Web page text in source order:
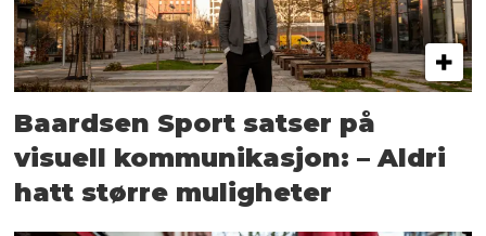
Baardsen Sport satser på
visuell kommunikasjon: – Aldri
hatt større muligheter